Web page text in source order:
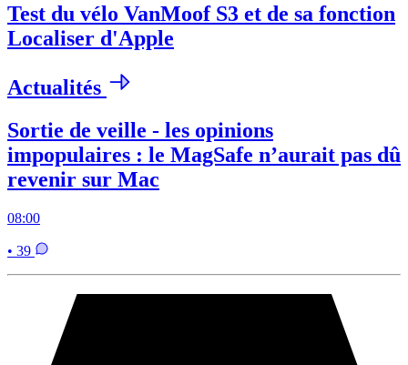
Test du vélo VanMoof S3 et de sa fonction
Localiser d'Apple
Actualités
Sortie de veille - les opinions
impopulaires : le MagSafe n’aurait pas dû
revenir sur Mac
08:00
• 39